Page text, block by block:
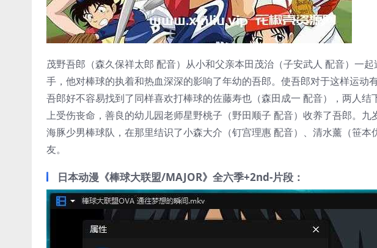
茂野吾郎（森久保祥太郎 配音）从小和父亲本田茂治（子安武人 配音）一
手，他对棒球的执着和热血深深的影响了年幼的吾郎。使吾郎对于这样运动
吾郎好不容易找到了同样喜欢打棒球的佐藤寿也（森田成一 配音），两人
上受伤丧命，善良的幼儿园老师星野桃子（野田顺子 配音）收养了吾郎。
海豚少男棒球队，在那里结识了小森大介（钉宫理惠 配音）、清水薰（笹
友。
日本动漫《棒球大联盟/MAJOR》全六季+2nd-片段：